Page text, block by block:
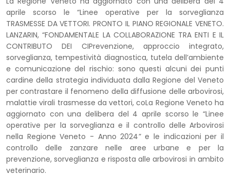
aprile scorso le “Linee operative per la sorveglianza
TRASMESSE DA VETTORI. PRONTO IL PIANO REGIONALE VENETO.
LANZARIN, “FONDAMENTALE LA COLLABORAZIONE TRA ENTI E IL
CONTRIBUTO DEI CIPrevenzione, approccio integrato,
sorveglianza, tempestività diagnostica, tutela dell’ambiente
e comunicazione del rischio: sono questi alcuni dei punti
cardine della strategia individuata dalla Regione del Veneto
per contrastare il fenomeno della diffusione delle arbovirosi,
malattie virali trasmesse da vettori, coLa Regione Veneto ha
aggiornato con una delibera del 4 aprile scorso le “Linee
operative per la sorveglianza e il controllo delle Arbovirosi
nella Regione Veneto - Anno 2024” e le indicazioni per il
controllo delle zanzare nelle aree urbane e per la
prevenzione, sorveglianza e risposta alle arbovirosi in ambito
veterinario.